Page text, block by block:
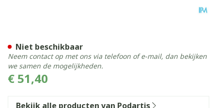
€ 51,40
Niet beschikbaar
Neem contact op met ons via telefoon of e-mail, dan bekijken
we samen de mogelijkheden.
Bekijk alle producten van Podartis